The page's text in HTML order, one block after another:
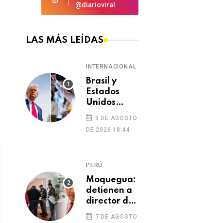
@diarioviral
LAS MÁS LEÍDAS
INTERNACIONAL
Brasil y
Estados
Unidos
elevan
tensión
diplomática
tras retiro
embajadora
en
Washington
5 DE AGOSTO
DE 2026 18:44
PERÚ
Moquegua:
detienen a
director de
Essalud en
7 DE AGOSTO